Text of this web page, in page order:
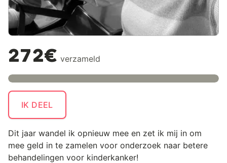
272€ verzameld
IK DEEL
Dit jaar wandel ik opnieuw mee en zet ik mij in om
mee geld in te zamelen voor onderzoek naar betere
behandelingen voor kinderkanker!